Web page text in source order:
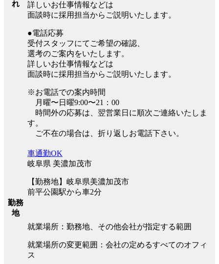
れ
詳しいお仕事情報などは
面談時に採用担当からご説明いたします。
●電話応募
受付スタッフにてご希望の確認、
選考のご案内をいたします。
詳しいお仕事情報などは
面談時に採用担当からご説明いたします。
※お電話での案内時間
月曜〜日曜9:00〜21：00
時間外の応募は、翌営業日に順次ご連絡いたしま
す。
ご不在の場合は、折り返しお電話下さい。
勤務
地
車通勤OK
岐阜県 美濃加茂市
【勤務地】岐阜県美濃加茂市
前平公園駅から車2分
就業場所：勤務地、その他会社が指定する範囲
就業場所の変更範囲：会社の定めるすべてのオフィ
ス